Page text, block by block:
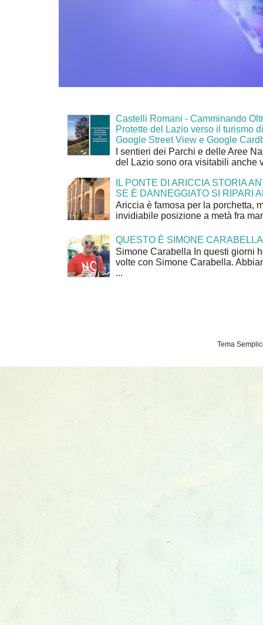
Castelli Romani - Camminando
Protette del Lazio verso il turismo
Google Street View e Google
I sentieri dei Parchi e delle Aree
del Lazio sono ora visitabili anche
IL PONTE DI ARICCIA STORIA
SE È DANNEGGIATO SI RIPARI
Ariccia è famosa per la porchetta,
invidiabile posizione a metà fra
QUESTO È SIMONE CARABELLA
Simone Carabella In questi giorni
volte con Simone Carabella.
...
Tema